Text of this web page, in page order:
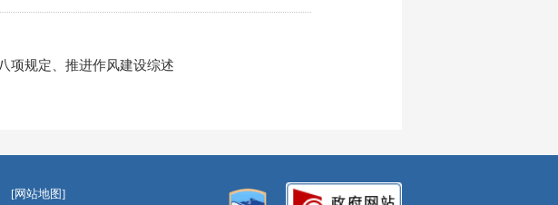
项规定、推进作风建设综述
[网站地图]